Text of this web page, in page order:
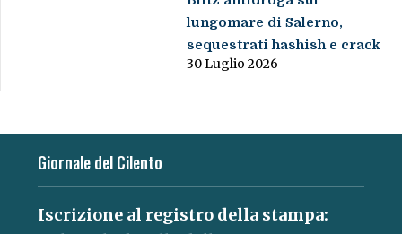
lungomare di Salerno,
sequestrati hashish e crack
30 Luglio 2026
Giornale del Cilento
Iscrizione al registro della stampa: